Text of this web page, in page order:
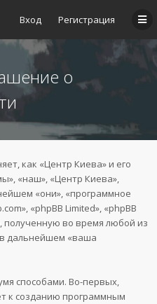
Вход Регистрация
о
как «Центр Киева» и его
«наш», «Центр Киева»,
«они», «программное
«phpBB Limited», «phpBB
полученную во время любой из
дальнейшем «ваша
способами. Во-первых,
к созданию программным